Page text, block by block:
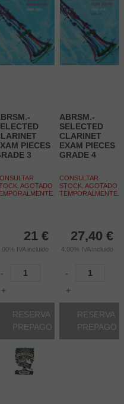
PIECES
3
AGOTADO
21 €
IVA incluido
-
+
RESERVA
PREPAGO
ABRSM.-
SELECTED
CLARINET
EXAM PIECES
GRADE 4
CONSULTAR
STOCK. AGOTADO
TEMPORALMENTE.
27,40 €
4.00% IVA incluido
-
+
RESERVA
PREPAGO